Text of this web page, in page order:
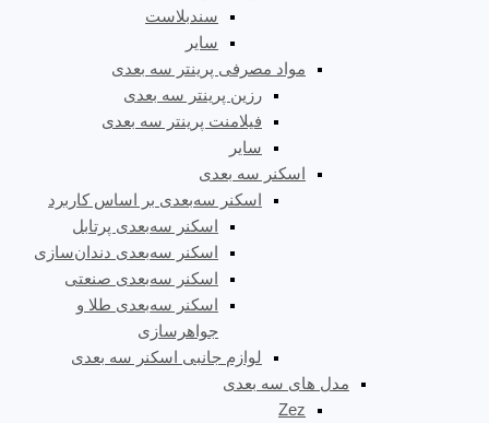
سندبلاست
سایر
مواد مصرفی پرینتر سه بعدی
رزین پرینتر سه بعدی
فیلامنت پرینتر سه بعدی
سایر
اسکنر سه بعدی
اسکنر سه‌بعدی بر اساس کاربرد
اسکنر سه‌بعدی پرتابل
اسکنر سه‌بعدی دندان‌سازی
اسکنر سه‌بعدی صنعتی
اسکنر سه‌بعدی طلا و
جواهرسازی
لوازم جانبی اسکنر سه بعدی
مدل های سه بعدی
Zez